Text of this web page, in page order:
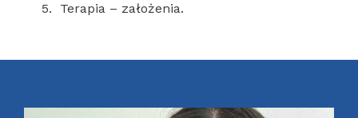
Terapia – założenia.